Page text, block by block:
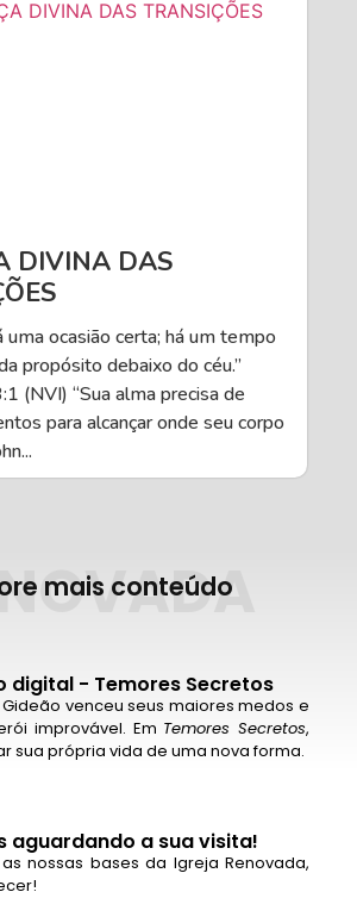
DIVINA DAS
uma ocasião certa; há um tempo
propósito debaixo do céu.”
(NVI) “Sua alma precisa de
para alcançar onde seu corpo
mais conteúdo
digital - Temores Secretos
venceu seus maiores medos e
improvável. Em Temores Secretos,
sua própria vida de uma nova forma.
aguardando a sua visita!
nossas bases da Igreja Renovada,